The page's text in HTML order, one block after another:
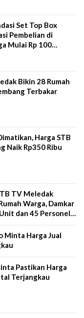
Set Top Box
Pembelian di
Mulai Rp 100
Bikin 28 Rumah
Terbakar
Harga STB
Naik Rp350 Ribu
TV Meledak
Warga, Damkar
dan 45 Personel
Minta Harga Jual
Pastikan Harga
Terjangkau